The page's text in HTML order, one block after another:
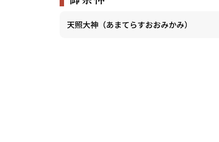
天照大神（あまてらすおおみかみ）